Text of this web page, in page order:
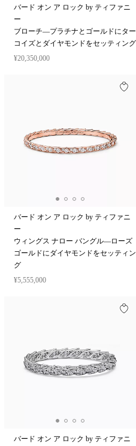
バード オン ア ロック by ティファニ
ー
ブローチ—プラチナとゴールドにター
コイズとダイヤモンドをセッティング
¥20,350,000
バード オン ア ロック by ティファニ
ー
ウィングス ナロー バングル—ローズ
ゴールドにダイヤモンドをセッティン
グ
¥5,555,000
バード オン ア ロック by ティファニ